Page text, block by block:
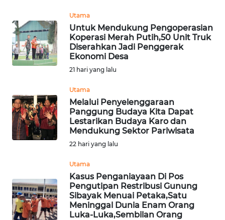
Utama
Untuk Mendukung Pengoperasian
Koperasi Merah Putih,50 Unit Truk
Diserahkan Jadi Penggerak
Ekonomi Desa
21 hari yang lalu
Utama
Melalui Penyelenggaraan
Panggung Budaya Kita Dapat
Lestarikan Budaya Karo dan
Mendukung Sektor Pariwisata
22 hari yang lalu
Utama
Kasus Penganiayaan Di Pos
Pengutipan Restribusi Gunung
Sibayak Menuai Petaka,Satu
Meninggal Dunia Enam Orang
Luka-Luka,Sembilan Orang
PRIANGAN
TIMUR
WN
WN
SOLO
WN
MADURA
WN